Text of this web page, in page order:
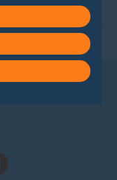
die Zukunft
oder ändern.
in unserer